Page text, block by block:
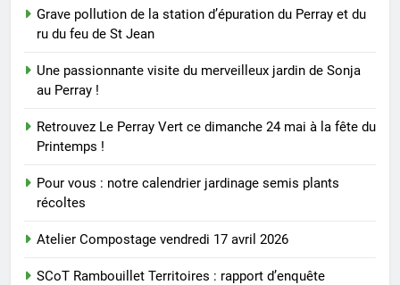
Grave pollution de la station d’épuration du Perray et du
ru du feu de St Jean
Une passionnante visite du merveilleux jardin de Sonja
au Perray !
Retrouvez Le Perray Vert ce dimanche 24 mai à la fête du
Printemps !
Pour vous : notre calendrier jardinage semis plants
récoltes
Atelier Compostage vendredi 17 avril 2026
SCoT Rambouillet Territoires : rapport d’enquête